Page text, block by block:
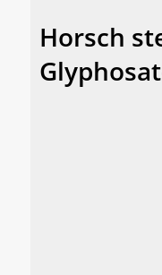
Horsch